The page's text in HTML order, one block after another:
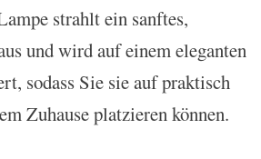
strahlt ein sanftes,
und wird auf einem eleganten
sodass Sie sie auf praktisch
Zuhause platzieren können.